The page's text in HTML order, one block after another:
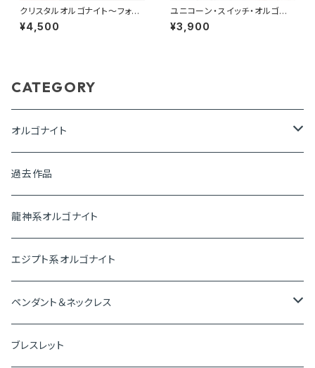
クリスタルオルゴナイト～フォレ
スト～
¥4,500
ユニコーン・スイッチ・オルゴナ
イト～愛と調和の世界へ～
¥3,900
CATEGORY
オルゴナイト
ピラミッド
盛り塩オルゴナイト
プレートオルゴナイト
神聖幾何学オルゴナイト
過去作品
龍神系オルゴナイト
エジプト系オルゴナイト
ペンダント＆ネックレス
ペンダントトップ
ブレスレット